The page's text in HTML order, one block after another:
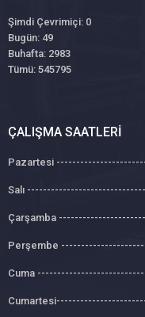
Şimdi Çevrimiçi: 0
Bugün: 49
Buhafta: 2983
Tümü: 545795
ÇALIŞMA SAATLERI
Pazartesi
Salı
Çarşamba
Perşembe
Cuma